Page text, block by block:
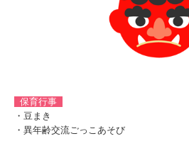
保育行事
・豆まき
・異年齢交流ごっこあそび